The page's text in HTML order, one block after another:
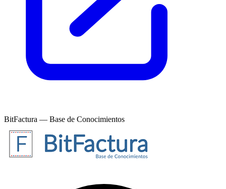
BitFactura — Base de Conocimientos